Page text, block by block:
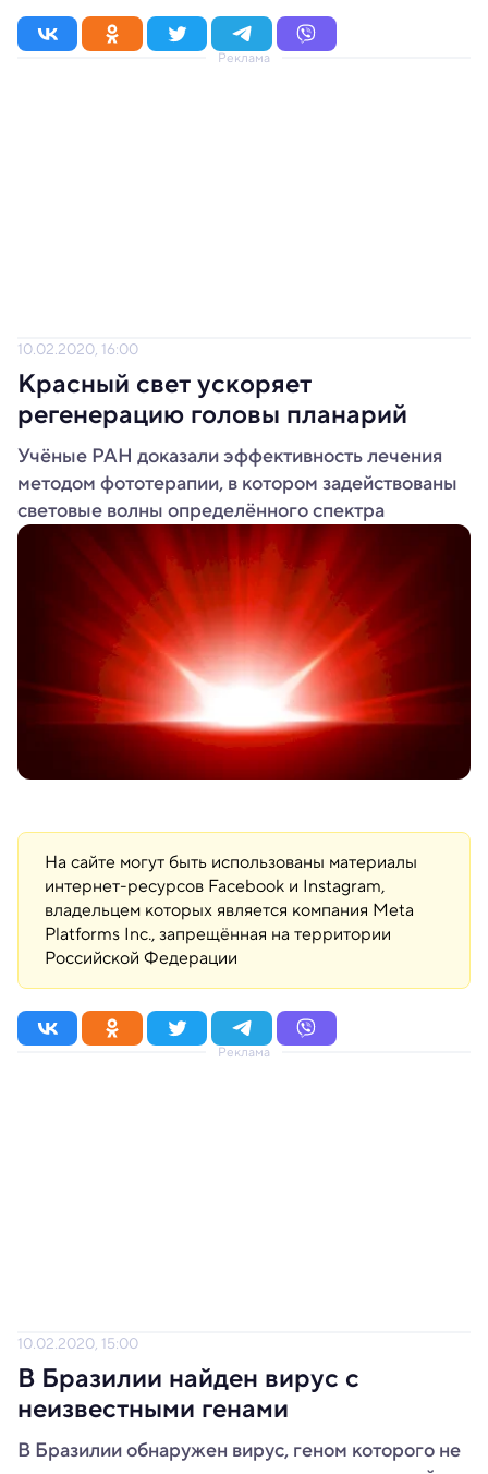
Реклама
10.02.2020, 16:00
Красный свет ускоряет
регенерацию головы планарий
Учёные РАН доказали эффективность лечения
методом фототерапии, в котором задействованы
световые волны определённого спектра
На сайте могут быть использованы материалы
интернет-ресурсов Facebook и Instagram,
владельцем которых является компания Meta
Platforms Inc., запрещённая на территории
Российской Федерации
Реклама
10.02.2020, 15:00
В Бразилии найден вирус с
неизвестными генами
В Бразилии обнаружен вирус, геном которого не